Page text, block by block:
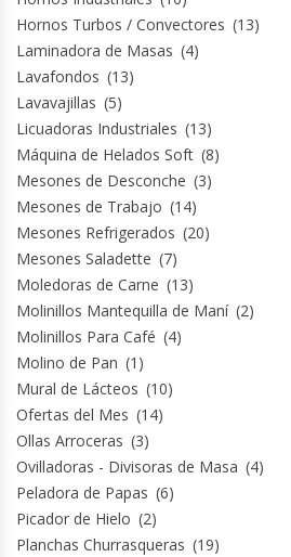
Repuestos Hornos Turbos
Revolvedoras De Masas
Roller Hot Dog
Salseras
Selladoras
Selladoras Al Vacío
Shawarmas
Sin Categoría
Sobadoras
Sushi Case
Hornos Turbos / Convectores (13)
Laminadora de Masas (4)
Lavafondos (13)
Lavavajillas (5)
Licuadoras Industriales (13)
Máquina de Helados Soft (8)
Mesones de Desconche (3)
Mesones de Trabajo (14)
Mesones Refrigerados (20)
Mesones Saladette (7)
Moledoras de Carne (13)
Molinillos Mantequilla de Maní (2)
Molinillos Para Café (4)
Molino de Pan (1)
Mural de Lácteos (10)
Ofertas del Mes (14)
Ollas Arroceras (3)
Ovilladoras - Divisoras de Masa (4)
Peladora de Papas (6)
Picador de Hielo (2)
Planchas Churrasqueras (19)